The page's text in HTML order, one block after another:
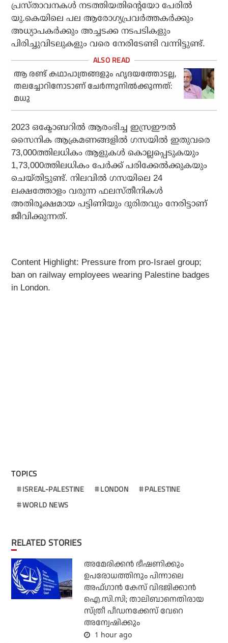
പ്രസ്താവനകള്‍ നടത്തിയതിന്റെയോ പേരില്‍
യു.കെയിലെ പല ആരോഗ്യപ്രവര്‍ത്തകര്‍ക്കും
അധ്യാപകര്‍ക്കും അച്ചടക്ക നടപടികളും
പിരിച്ചുവിടലുകളും വരെ നേരിടേണ്ടി വന്നിട്ടുണ്ട്.
ആ രണ്ട് കഥാപാത്രങ്ങളും ഹൃദയത്തോടല്ല,
തലച്ചോറിനോടാണ് ചേർന്നുനിൽക്കുന്നത്:
മധു
2023 ഒക്ടോബറില്‍ ആരംഭിച്ച ഇസ്രഈല്‍
സൈനിക ആക്രമണങ്ങളില്‍ ഗസയില്‍ ഇതുവരെ
73,000ത്തിലധികം ആളുകള്‍ കൊല്ലപ്പെടുകയും
1,73,000ത്തിലധികം പേര്‍ക്ക് പരിക്കേല്‍ക്കുകയും
ചെയ്തിട്ടുണ്ട്. നിലവില്‍ ഗസയിലെ 24
ലക്ഷത്തോളം വരുന്ന ഫലസ്തീനികള്‍
അതിരൂക്ഷമായ പട്ടിണിയും ദുരിതവും നേരിട്ടാണ്
ജീവിക്കുന്നത്.
Content Highlight: Pressure from pro-Israel group;
ban on railway employees wearing Palestine badges
in London.
TOPICS
ISREAL-PALESTINE LONDON
PALESTINE
WORLD NEWS
RELATED STORIES
അമേരിക്കന്‍ ഭീഷണിക്കും
ഉപരോധത്തിനും പിന്നാലെ
അഫ്ഗാന്‍ കേസ് വിഭജിക്കാന്‍
ഐ.സി.സി; താലിബാനെതിരായ
സ്ത്രീ പീഡനക്കേസ് വേറെ
അന്വേഷിക്കും
1 hour ago